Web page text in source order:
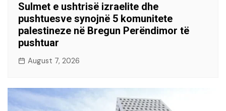
Sulmet e ushtrisë izraelite dhe
pushtuesve synojnë 5 komunitete
palestineze në Bregun Perëndimor të
pushtuar
August 7, 2026